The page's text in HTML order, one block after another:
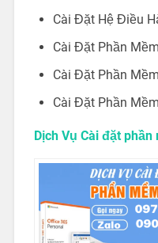
Cài Đặt Hệ Điều
Cài Đặt Phần
Cài Đặt Phần
Cài Đặt Phần
Dịch Vụ Cài đặt